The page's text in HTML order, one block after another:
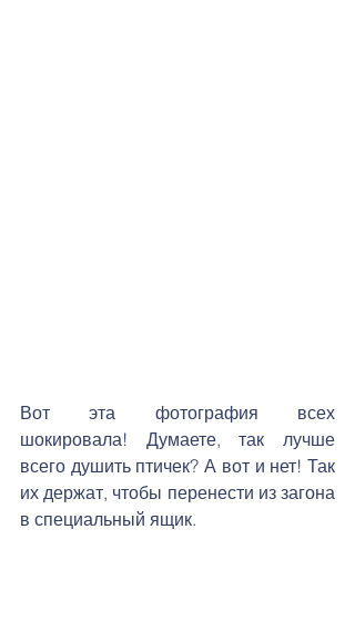
Вот эта фотография всех
шокировала! Думаете, так лучше
всего душить птичек? А вот и нет! Так
их держат, чтобы перенести из загона
в специальный ящик.